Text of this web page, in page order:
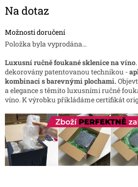
cena:
Na dotaz
Možnosti doručení
Položka byla vyprodána…
Luxusní ručně foukané sklenice na víno
dekorovány patentovanou technikou -
kombinaci s barevnými plochami.
a elegance s těmito luxusními ručně
víno. K výrobku přikládáme certifikát